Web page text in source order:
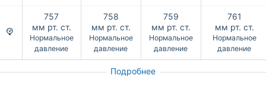
757
мм рт. ст.
Нормальное
давление
758
мм рт. ст.
Нормальное
давление
759
мм рт. ст.
Нормальное
давление
761
мм рт. ст.
Нормальное
давление
Подробнее